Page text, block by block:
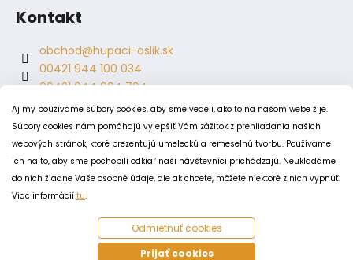
Aj my používame súbory cookies, aby sme vedeli, ako to na našom webe žije.
Súbory cookies nám pomáhajú vylepšiť Vám zážitok z prehliadania našich
webových stránok, ktoré prezentujú umeleckú a remeselnú tvorbu. Používame
ich na to, aby sme pochopili odkiaľ naši návštevníci prichádzajú. Neukladáme
do nich žiadne Vaše osobné údaje, ale ak chcete, môžete niektoré z nich vypnúť.
Viac informácií tu.
Odmietnuť cookies
Prijať cookies
Kontakt
obchod@hupaci-oslik.sk
00421 944 100 034
00421 944 904 704
hupaci.oslik
dagmar.juricova
PODMIENKY
Obchodné podmienky
Odstúpenie od zmluvy
Zásady spracovania a ochrany osobných údajov
Zásady používania súborov cookie